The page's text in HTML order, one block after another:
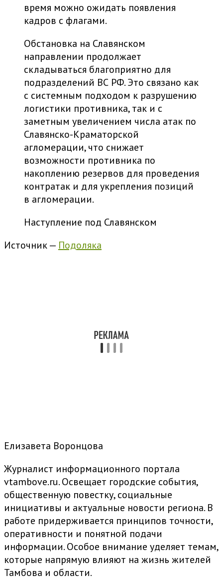
время можно ожидать появления
кадров с флагами.
Обстановка на Славянском
направлении продолжает
складываться благоприятно для
подразделений ВС РФ. Это связано как
с системным подходом к разрушению
логистики противника, так и с
заметным увеличением числа атак по
Славянско-Краматорской
агломерации, что снижает
возможности противника по
накоплению резервов для проведения
контратак и для укрепления позиций
в агломерации.
Наступление под Славянском
Источник — Подоляка
Елизавета Воронцова
Журналист информационного портала
vtambove.ru. Освещает городские события,
общественную повестку, социальные
инициативы и актуальные новости региона. В
работе придерживается принципов точности,
оперативности и понятной подачи
информации. Особое внимание уделяет темам,
которые напрямую влияют на жизнь жителей
Тамбова и области.